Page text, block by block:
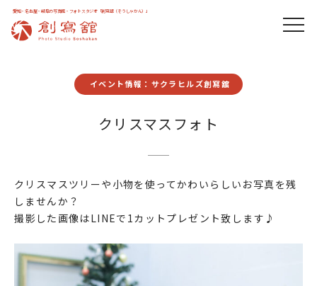
愛知・名古屋・岐阜の写真館・フォトスタジオ「創寫舘（そうしゃかん）」
イベント情報：サクラヒルズ創寫舘
クリスマスフォト
クリスマスツリーや小物を使ってかわいらしいお写真を残
しませんか？
撮影した画像はLINEで1カットプレゼント致します♪